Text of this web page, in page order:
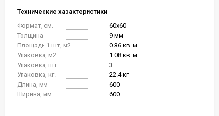
Технические характеристики
Формат, см.
60x60
Толщина
9 мм
Площадь 1 шт, м2
0.36 кв. м.
Упаковка, м2
1.08 кв. м.
Упаковка, шт.
3
Упаковка, кг.
22.4 кг
Длина, мм
600
Ширина, мм
600